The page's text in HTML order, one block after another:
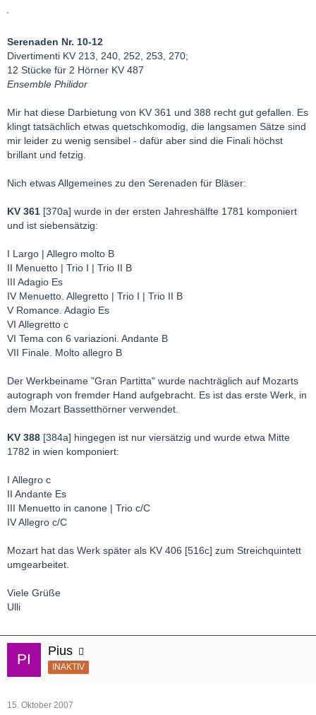
Serenaden Nr. 10-12
Divertimenti KV 213, 240, 252, 253, 270;
12 Stücke für 2 Hörner KV 487
Ensemble Philidor
Mir hat diese Darbietung von KV 361 und 388 recht gut gefallen. Es
klingt tatsächlich etwas quetschkomodig, die langsamen Sätze sind
mir leider zu wenig sensibel - dafür aber sind die Finali höchst
brillant und fetzig.
Nich etwas Allgemeines zu den Serenaden für Bläser:
KV 361 [370a] wurde in der ersten Jahreshälfte 1781 komponiert
und ist siebensätzig:
I Largo | Allegro molto B
II Menuetto | Trio I | Trio II B
III Adagio Es
IV Menuetto. Allegretto | Trio I | Trio II B
V Romance. Adagio Es
VI Allegretto c
VI Tema con 6 variazioni. Andante B
VII Finale. Molto allegro B
Der Werkbeiname "Gran Partitta" wurde nachträglich auf Mozarts
autograph von fremder Hand aufgebracht. Es ist das erste Werk, in
dem Mozart Bassetthörner verwendet.
KV 388 [384a] hingegen ist nur viersätzig und wurde etwa Mitte
1782 in wien komponiert:
I Allegro c
II Andante Es
III Menuetto in canone | Trio c/C
IV Allegro c/C
Mozart hat das Werk später als KV 406 [516c] zum Streichquintett
umgearbeitet.
Viele Grüße
Ulli
Pius
INAKTIV
15. Oktober 2007